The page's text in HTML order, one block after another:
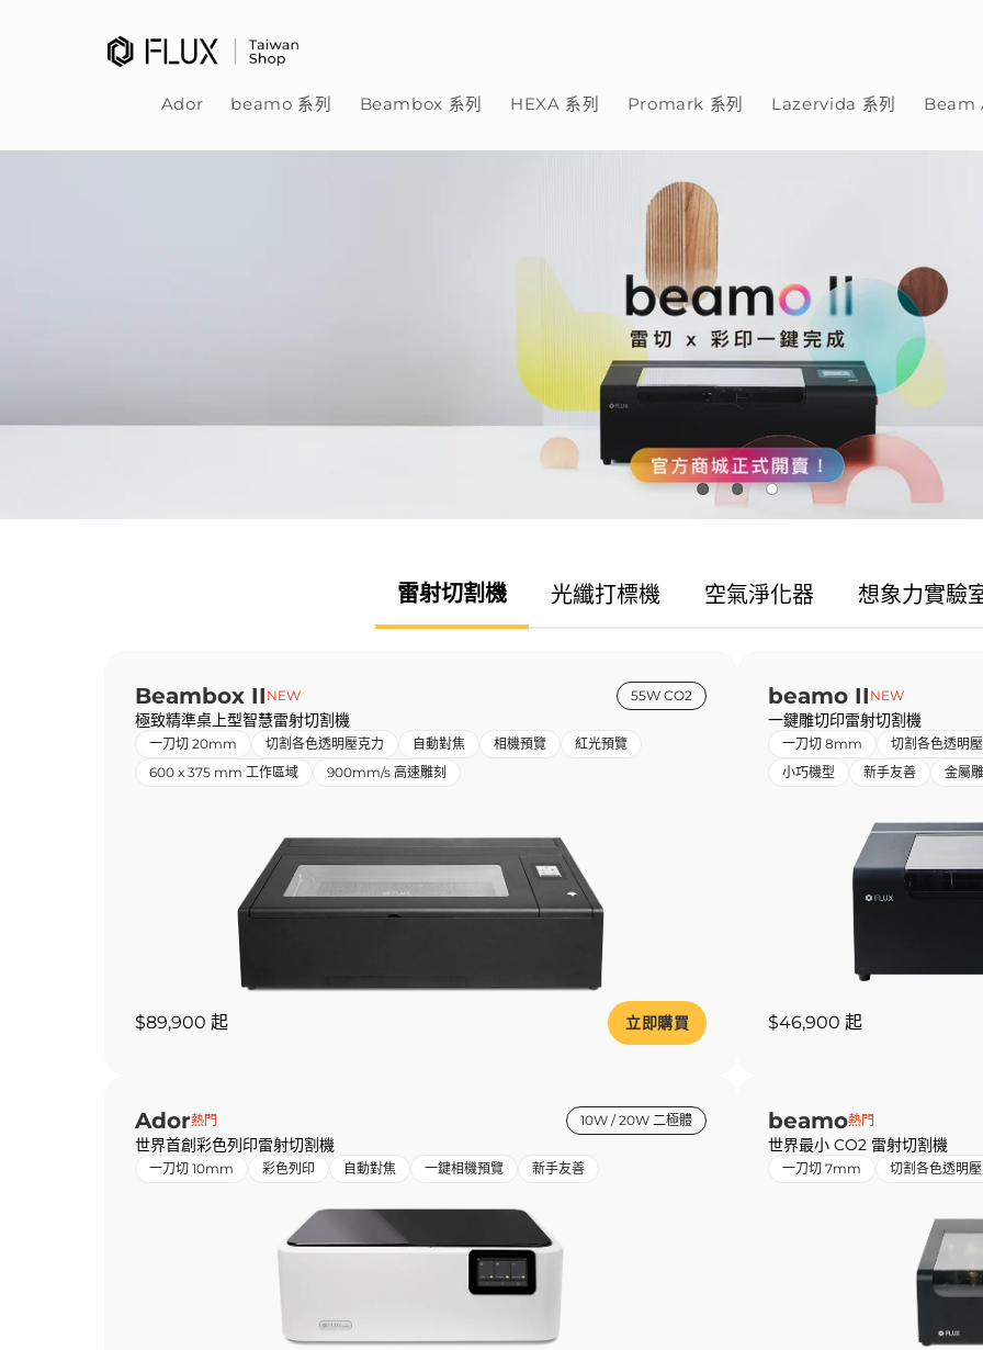
Ador beamo 系列 Beambox 系列 HEXA 系列 Promark 系列 Lazervida 系列 Beam
雷射切割機 光纖打標機 空氣淨化器 想象力實驗
Beambox II NEW 55W CO2
極致精準桌上型智慧雷射切割機
一刀切 20mm 切割各色透明壓克力 自動對焦 相機預覽
紅光預覽
600 x 375 mm 工作區域
900mm/s 高速雕刻
$89,900 起 立即購買
beamo II NEW
一鍵雕切印雷射切割機
一刀切 8mm
切割各色透明
小巧機型
新手友善 金屬
$46,900 起
Ador熱門 10W / 20W 二極體
世界首創彩色列印雷射切割機
一刀切 10mm 彩色列印 自動對焦 一鍵相機預覽 新手友善
beamo熱門
世界最小 CO2 雷射切割機
一刀切 7mm 切割各色透明